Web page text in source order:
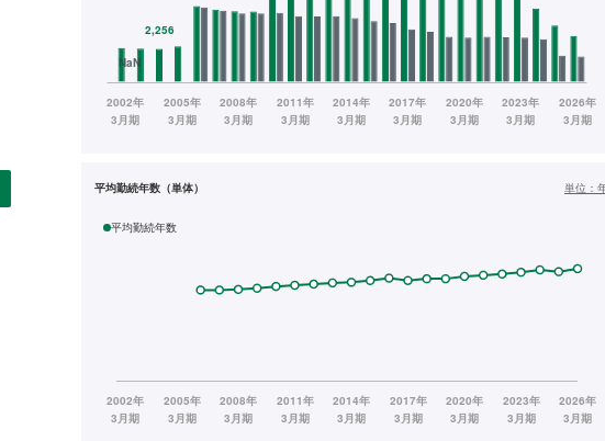
平均勤続年数（単体） 単位：
平均勤続年数